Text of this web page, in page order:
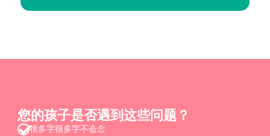
您的孩子是否遇到这些问题？
很多字很多字不会念